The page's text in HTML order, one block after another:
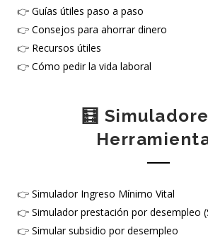
👉 Guías útiles paso a paso
👉 Consejos para ahorrar dinero
👉 Recursos útiles
👉 Cómo pedir la vida laboral
🧮
👉 Simulador Ingreso Mínimo Vital
👉 Simulador prestación por desempleo
👉 Simular subsidio por desempleo